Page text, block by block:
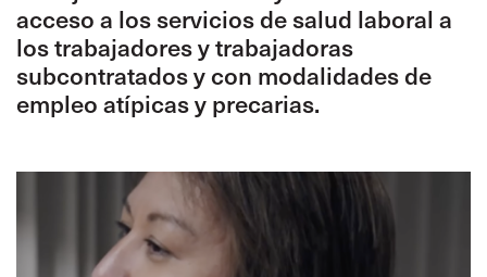
acceso a los servicios de salud laboral a
los trabajadores y trabajadoras
subcontratados y con modalidades de
empleo atípicas y precarias.